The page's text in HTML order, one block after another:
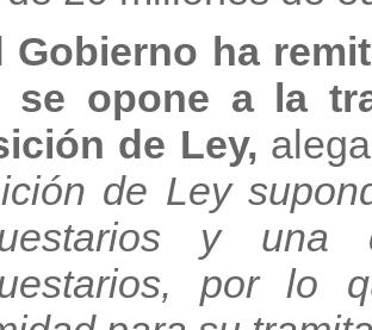
Gobierno ha
se opone a la
de Ley,
de Ley
y una
por lo